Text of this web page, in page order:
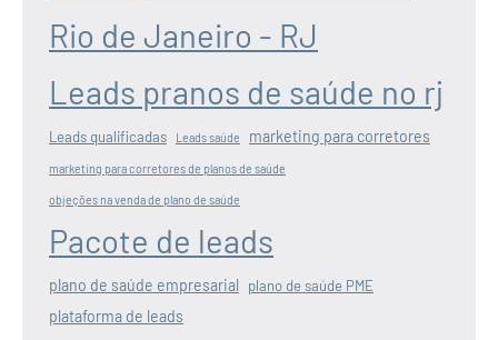
Rio de Janeiro - RJ
Leads pranos de saúde no rj
Leads qualificadas Leads saúde marketing para corretores
marketing para corretores de planos de saúde
objeções na venda de plano de saúde
Pacote de leads
plano de saúde empresarial plano de saúde PME
plataforma de leads